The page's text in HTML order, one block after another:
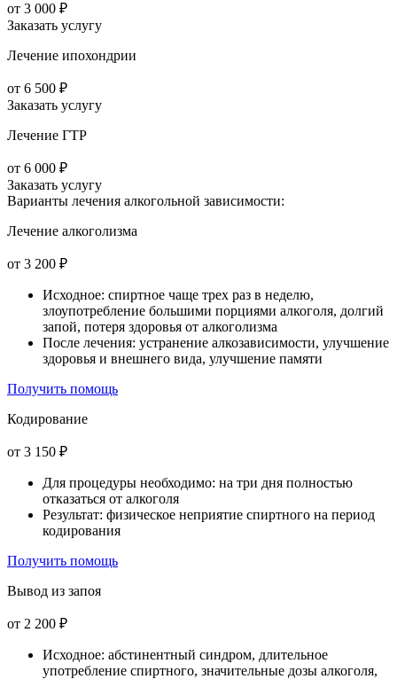
от 3 000 ₽
Заказать услугу
Лечение ипохондрии
от 6 500 ₽
Заказать услугу
Лечение ГТР
от 6 000 ₽
Заказать услугу
Варианты лечения алкогольной зависимости:
Лечение алкоголизма
от 3 200 ₽
Исходное: спиртное чаще трех раз в неделю,
злоупотребление большими порциями алкоголя, долгий
запой, потеря здоровья от алкоголизма
После лечения: устранение алкозависимости, улучшение
здоровья и внешнего вида, улучшение памяти
Получить помощь
Кодирование
от 3 150 ₽
Для процедуры необходимо: на три дня полностью
отказаться от алкоголя
Результат: физическое неприятие спиртного на период
кодирования
Получить помощь
Вывод из запоя
от 2 200 ₽
Исходное: абстинентный синдром, длительное
употребление спиртного, значительные дозы алкоголя,